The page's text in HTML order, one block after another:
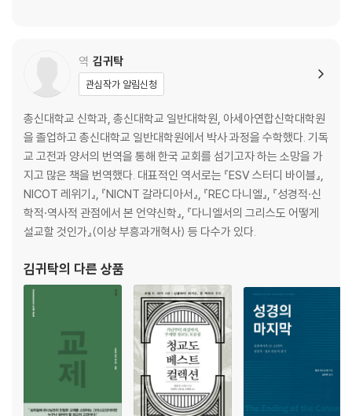
역 김귀탁
관심작가 알림신청
총신대학교 신학과, 총신대학교 일반대학원, 아세아연합신학대학원
을 졸업하고 총신대학교 일반대학원에서 박사 과정을 수학했다. 기독
교 고전과 양서의 번역을 통해 한국 교회를 섬기고자 하는 소망을 가
지고 많은 책을 번역했다. 대표적인 역서로는 『ESV 스터디 바이블』,
NICOT 레위기』, 『NICNT 갈라디아서』, 『REC 다니엘』, 『성경적·신
학적·역사적 관점에서 본 언약신학』, 『다니엘서의 그리스도 어떻게
설교할 것인가』(이상 부흥과개혁사) 등 다수가 있다.
김귀탁의 다른 상품